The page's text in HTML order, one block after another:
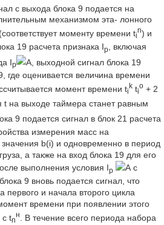
с выхода блока 9 подается на
механизмом эта- лонного
моменту времени ti
n) и
19 расчета признака Iр
, включая
Iр
А, выходной сигнал блока 19
где оценивается величина времени
момент времени ti
kti
o+ 2
t на выходе таймера станет равным
9 подается сигнал в блок 21 расчета
измерения масс на
b(i) и одновременно в период
а также на вход блока 19 для его
выполнения условия Iр
А с
9 вновь подается сигнал, что
первого и начала второго цикла
времени при появлении этого
с tn
н
. В течение всего периода набора